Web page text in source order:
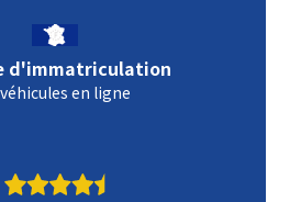
d'immatriculation
en ligne